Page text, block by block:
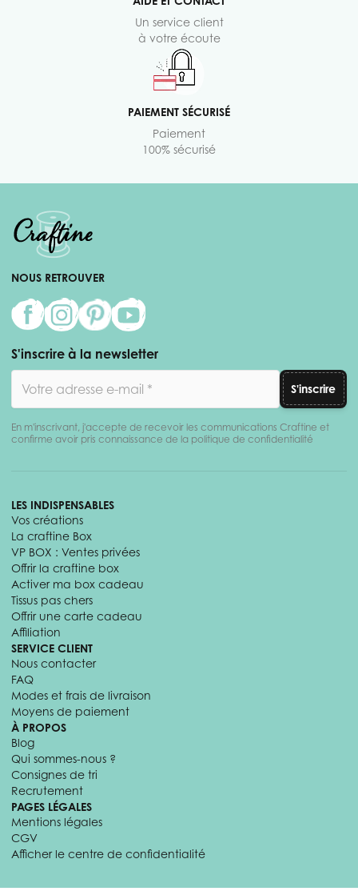
Un service client
à votre écoute
PAIEMENT SÉCURISÉ
Paiement
100% sécurisé
NOUS RETROUVER
S'inscrire à la newsletter
S'inscrire
En m'inscrivant, j'accepte de recevoir les communications Craftine et
confirme avoir pris connaissance de la politique de confidentialité
LES INDISPENSABLES
Vos créations
La craftine Box
VP BOX : Ventes privées
Offrir la craftine box
Activer ma box cadeau
Tissus pas chers
Offrir une carte cadeau
Affiliation
SERVICE CLIENT
Nous contacter
FAQ
Modes et frais de livraison
Moyens de paiement
À PROPOS
Blog
Qui sommes-nous ?
Consignes de tri
Recrutement
PAGES LÉGALES
Mentions légales
CGV
Afficher le centre de confidentialité